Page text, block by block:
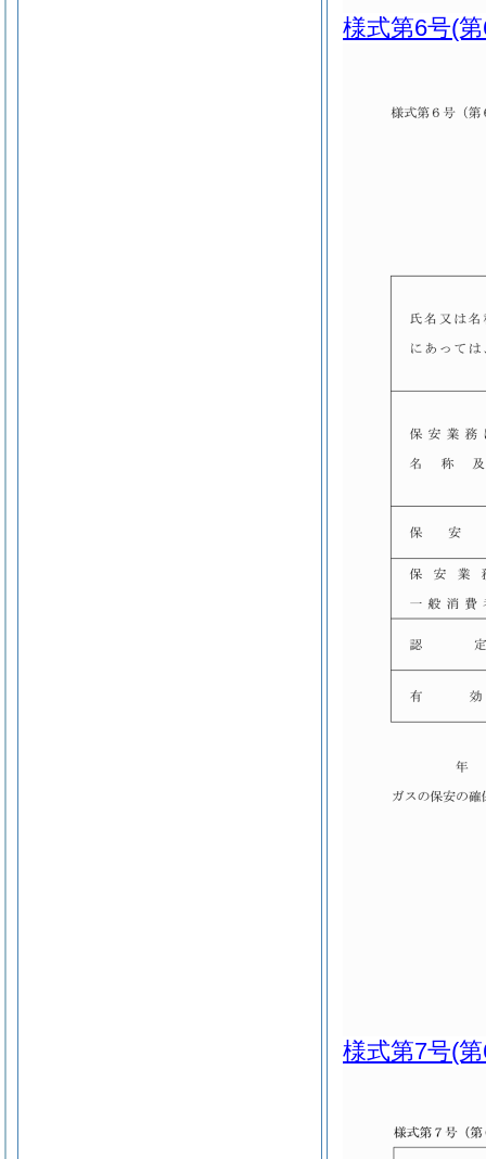
様式第6号(
様式第7号(